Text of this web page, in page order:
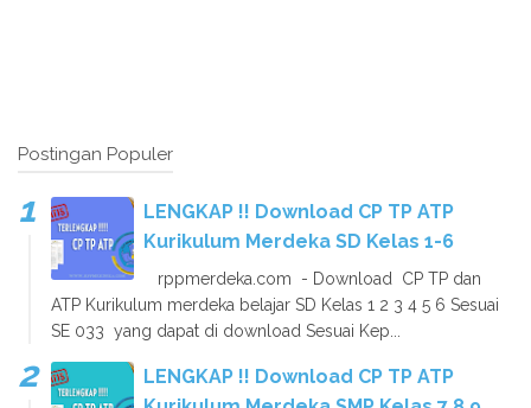
Postingan Populer
LENGKAP !! Download CP TP ATP
Kurikulum Merdeka SD Kelas 1-6
rppmerdeka.com - Download CP TP dan
ATP Kurikulum merdeka belajar SD Kelas 1 2 3 4 5 6 Sesuai
SE 033 yang dapat di download Sesuai Kep...
LENGKAP !! Download CP TP ATP